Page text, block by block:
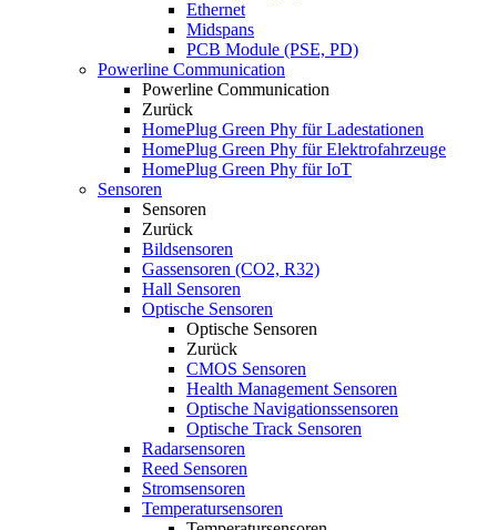
Ethernet
Midspans
PCB Module (PSE, PD)
Powerline Communication
Powerline Communication
Zurück
HomePlug Green Phy für Ladestationen
HomePlug Green Phy für Elektrofahrzeuge
HomePlug Green Phy für IoT
Sensoren
Sensoren
Zurück
Bildsensoren
Gassensoren (CO2, R32)
Hall Sensoren
Optische Sensoren
Optische Sensoren
Zurück
CMOS Sensoren
Health Management Sensoren
Optische Navigationssensoren
Optische Track Sensoren
Radarsensoren
Reed Sensoren
Stromsensoren
Temperatursensoren